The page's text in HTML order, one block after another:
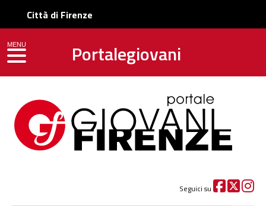
Città di Firenze
Portalegiovani
Seguici su
MENU
toggle navigation